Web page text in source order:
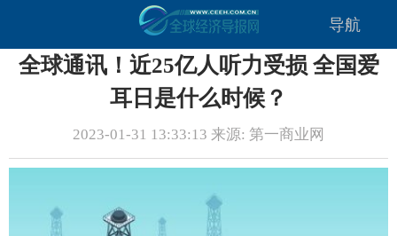
导航
全球通讯！近25亿人听力受损 全国爱
耳日是什么时候？
2023-01-31 13:33:13 来源: 第一商业网